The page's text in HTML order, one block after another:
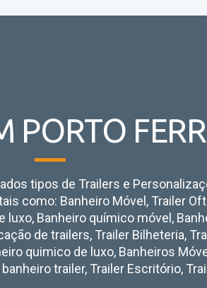
PORTO
tipos de Trailers e
como: Banheiro Móvel, Trailer
luxo, Banheiro químico móvel,
de trailers, Trailer Bilheteria,
quimico de luxo, Banheiros
trailer, Trailer Escritório,